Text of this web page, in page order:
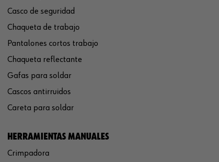
Casco de seguridad
Chaqueta de trabajo
Pantalones cortos trabajo
Chaqueta reflectante
Gafas para soldar
Cascos antirruidos
Careta para soldar
HERRAMIENTAS MANUALES
Crimpadora